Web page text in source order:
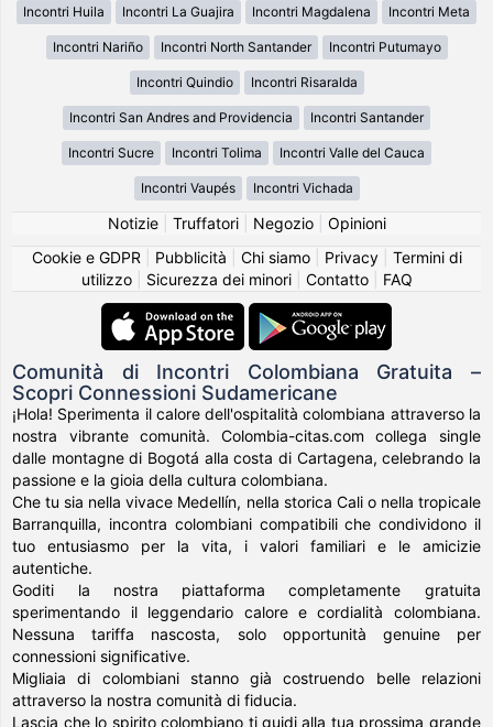
Incontri Huila Incontri La Guajira Incontri Magdalena Incontri Meta
Incontri Nariño Incontri North Santander Incontri Putumayo
Incontri Quindio Incontri Risaralda
Incontri San Andres and Providencia Incontri Santander
Incontri Sucre Incontri Tolima Incontri Valle del Cauca
Incontri Vaupés Incontri Vichada
Notizie| Truffatori| Negozio| Opinioni
Cookie e GDPR
Pubblicità Chi siamo| Privacy| Termini di
utilizzo| Sicurezza dei minori| Contatto| FAQ
Comunità di Incontri Colombiana Gratuita –
Scopri Connessioni Sudamericane
¡Hola! Sperimenta il calore dell'ospitalità colombiana attraverso la
nostra vibrante comunità. Colombia-citas.com collega single
dalle montagne di Bogotá alla costa di Cartagena, celebrando la
passione e la gioia della cultura colombiana.
Che tu sia nella vivace Medellín, nella storica Cali o nella tropicale
Barranquilla, incontra colombiani compatibili che condividono il
tuo entusiasmo per la vita, i valori familiari e le amicizie
autentiche.
Goditi la nostra piattaforma completamente gratuita
sperimentando il leggendario calore e cordialità colombiana.
Nessuna tariffa nascosta, solo opportunità genuine per
connessioni significative.
Migliaia di colombiani stanno già costruendo belle relazioni
attraverso la nostra comunità di fiducia.
Lascia che lo spirito colombiano ti guidi alla tua prossima grande